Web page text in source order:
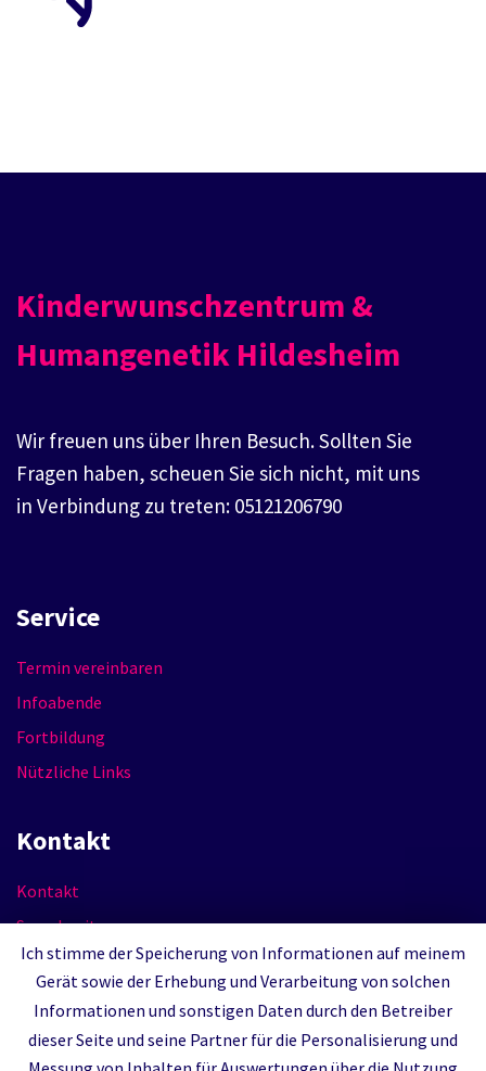
Kinderwunschzentrum &
Humangenetik Hildesheim
Wir freuen uns über Ihren Besuch. Sollten Sie
Fragen haben, scheuen Sie sich nicht, mit uns
in Verbindung zu treten: 05121206790
Service
Termin vereinbaren
Infoabende
Fortbildung
Nützliche Links
Kontakt
Kontakt
Sprechzeiten
Impressum
Datenschutzerklärung
Ich stimme der Speicherung von Informationen auf meinem
Gerät sowie der Erhebung und Verarbeitung von solchen
Informationen und sonstigen Daten durch den Betreiber
dieser Seite und seine Partner für die Personalisierung und